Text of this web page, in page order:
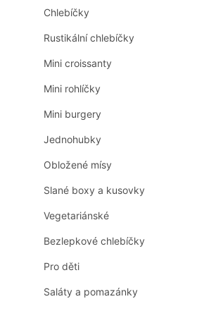
Chlebíčky
Rustikální chlebíčky
Mini croissanty
Mini rohlíčky
Mini burgery
Jednohubky
Obložené mísy
Slané boxy a kusovky
Vegetariánské
Bezlepkové chlebíčky
Pro děti
Saláty a pomazánky